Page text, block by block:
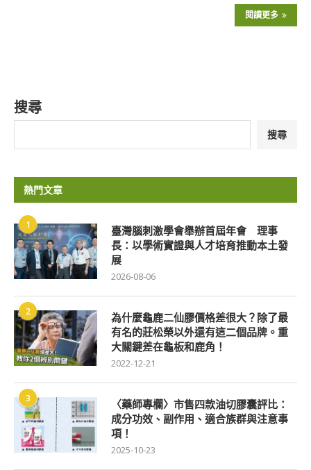
閱讀更多
搜尋
搜尋
熱門文章
1
臺灣腦刺激學會舉辦首屆年會 理事
長：以學術實證與人才培育推動本土發
展
2026-08-06
2
為什麼龜鹿二仙膠價格差很大？除了最
有名的莊松榮以外還有這二個品牌。重
大關鍵差在龜板和鹿角！
2022-12-21
3
〈藥師專欄〉市售四款油切膠囊評比：
成分功效、副作用、適合族群與注意事
項！
2025-10-23